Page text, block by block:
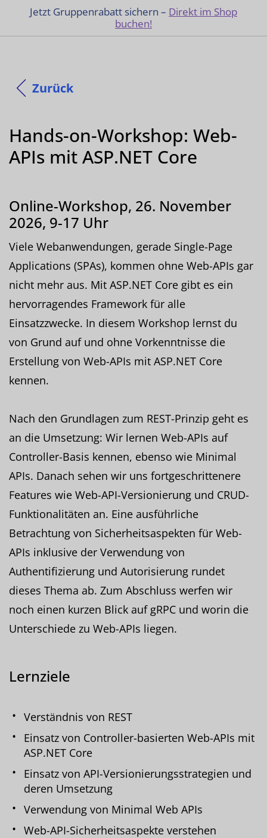
Jetzt Gruppenrabatt sichern – Direkt im Shop
buchen!
Zurück
Hands-on-Workshop: Web-
APIs mit ASP.NET Core
Online-Workshop, 26. November
2026, 9-17 Uhr
Viele Webanwendungen, gerade Single-Page
Applications (SPAs), kommen ohne Web-APIs gar
nicht mehr aus. Mit ASP.NET Core gibt es ein
hervorragendes Framework für alle
Einsatzzwecke. In diesem Workshop lernst du
von Grund auf und ohne Vorkenntnisse die
Erstellung von Web-APIs mit ASP.NET Core
kennen.
Nach den Grundlagen zum REST-Prinzip geht es
an die Umsetzung: Wir lernen Web-APIs auf
Controller-Basis kennen, ebenso wie Minimal
APIs. Danach sehen wir uns fortgeschrittenere
Features wie Web-API-Versionierung und CRUD-
Funktionalitäten an. Eine ausführliche
Betrachtung von Sicherheitsaspekten für Web-
APIs inklusive der Verwendung von
Authentifizierung und Autorisierung rundet
dieses Thema ab. Zum Abschluss werfen wir
noch einen kurzen Blick auf gRPC und worin die
Unterschiede zu Web-APIs liegen.
Lernziele
Verständnis von REST
Einsatz von Controller-basierten Web-APIs mit
ASP.NET Core
Einsatz von API-Versionierungsstrategien und
deren Umsetzung
Verwendung von Minimal Web APIs
Web-API-Sicherheitsaspekte verstehen